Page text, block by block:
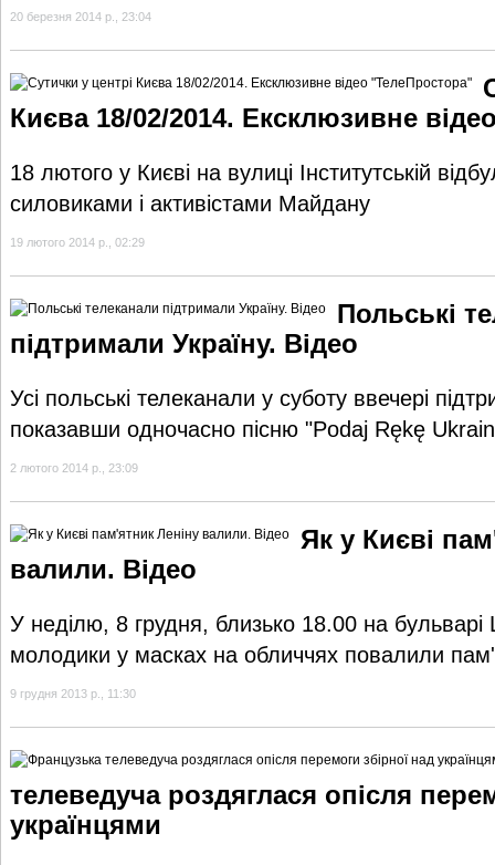
20 березня 2014 р., 23:04
Києва 18/02/2014. Ексклюзивне
18 лютого у Києві на вулиці Інститутській
силовиками і активістами Майдану
19 лютого 2014 р., 02:29
Польські
підтримали Україну. Відео
Усі польські телеканали у суботу ввечері
показавши одночасно пісню "Podaj Rękę
2 лютого 2014 р., 23:09
Як у Києві
валили. Відео
У неділю, 8 грудня, близько 18.00 на бульварі
молодики у масках на обличчях повалили
9 грудня 2013 р., 11:30
телеведуча роздяглася опісля
українцями